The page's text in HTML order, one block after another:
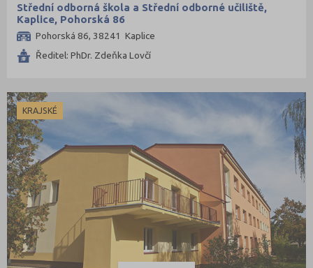
Střední odborná škola a Střední odborné učiliště,
Kaplice, Pohorská 86
Pohorská 86, 38241 Kaplice
Ředitel: PhDr. Zdeňka Lovčí
KRAJSKÉ